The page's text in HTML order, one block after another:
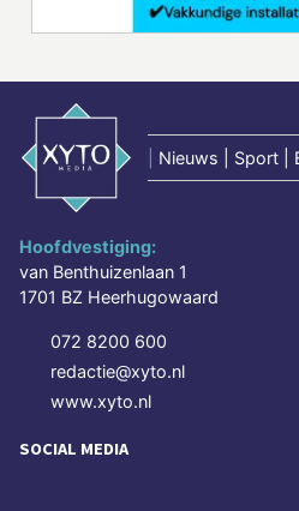
Nieuws | Sport |
Hoofdvestiging:
van Benthuizenlaan 1
1701 BZ Heerhugowaard
072 8200 600
redactie@xyto.nl
www.xyto.nl
SOCIAL MEDIA